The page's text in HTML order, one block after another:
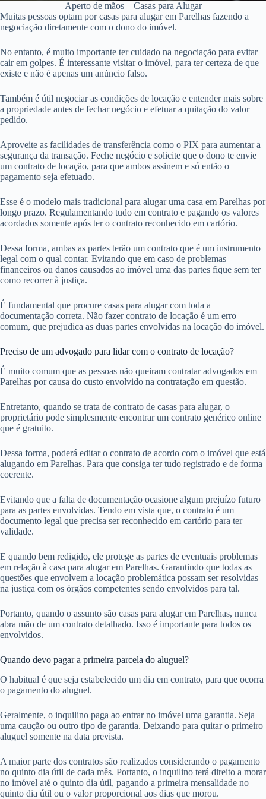
Aperto de mãos – Casas para Alugar
Muitas pessoas optam por casas para alugar em Parelhas fazendo a
negociação diretamente com o dono do imóvel.
No entanto, é muito importante ter cuidado na negociação para evitar
cair em golpes. É interessante visitar o imóvel, para ter certeza de que
existe e não é apenas um anúncio falso.
Também é útil negociar as condições de locação e entender mais sobre
a propriedade antes de fechar negócio e efetuar a quitação do valor
pedido.
Aproveite as facilidades de transferência como o PIX para aumentar a
segurança da transação. Feche negócio e solicite que o dono te envie
um contrato de locação, para que ambos assinem e só então o
pagamento seja efetuado.
Esse é o modelo mais tradicional para alugar uma casa em Parelhas por
longo prazo. Regulamentando tudo em contrato e pagando os valores
acordados somente após ter o contrato reconhecido em cartório.
Dessa forma, ambas as partes terão um contrato que é um instrumento
legal com o qual contar. Evitando que em caso de problemas
financeiros ou danos causados ao imóvel uma das partes fique sem ter
como recorrer à justiça.
É fundamental que procure casas para alugar com toda a
documentação correta. Não fazer contrato de locação é um erro
comum, que prejudica as duas partes envolvidas na locação do imóvel.
Preciso de um advogado para lidar com o contrato de locação?
É muito comum que as pessoas não queiram contratar advogados em
Parelhas por causa do custo envolvido na contratação em questão.
Entretanto, quando se trata de contrato de casas para alugar, o
proprietário pode simplesmente encontrar um contrato genérico online
que é gratuito.
Dessa forma, poderá editar o contrato de acordo com o imóvel que está
alugando em Parelhas. Para que consiga ter tudo registrado e de forma
coerente.
Evitando que a falta de documentação ocasione algum prejuízo futuro
para as partes envolvidas. Tendo em vista que, o contrato é um
documento legal que precisa ser reconhecido em cartório para ter
validade.
E quando bem redigido, ele protege as partes de eventuais problemas
em relação à casa para alugar em Parelhas. Garantindo que todas as
questões que envolvem a locação problemática possam ser resolvidas
na justiça com os órgãos competentes sendo envolvidos para tal.
Portanto, quando o assunto são casas para alugar em Parelhas, nunca
abra mão de um contrato detalhado. Isso é importante para todos os
envolvidos.
Quando devo pagar a primeira parcela do aluguel?
O habitual é que seja estabelecido um dia em contrato, para que ocorra
o pagamento do aluguel.
Geralmente, o inquilino paga ao entrar no imóvel uma garantia. Seja
uma caução ou outro tipo de garantia. Deixando para quitar o primeiro
aluguel somente na data prevista.
A maior parte dos contratos são realizados considerando o pagamento
no quinto dia útil de cada mês. Portanto, o inquilino terá direito a morar
no imóvel até o quinto dia útil, pagando a primeira mensalidade no
quinto dia útil ou o valor proporcional aos dias que morou.